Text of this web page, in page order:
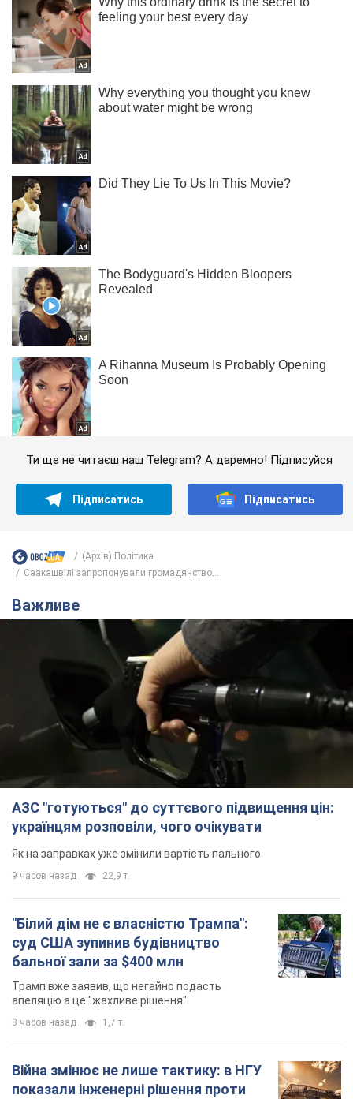
Ти ще не читаєш наш Telegram? А даремно! Підписуйся
Підписатись Підписатись
(Архів) Політика
Саакашвілі запропонували громадянство...
Важливе
АЗС "готуються" до суттєвого підвищення цін:
українцям розповіли, чого очікувати
Як на заправках уже змінили вартість пального
9 часов назад 22,9 т.
"Білий дім не є власністю Трампа":
суд США зупинив будівництво
бальної зали за $400 млн
Трамп вже заявив, що негайно подасть
апеляцію а це "жахливе рішення"
8 часов назад 1,7 т.
Війна змінює не лише тактику: в НГУ
показали інженерні рішення проти